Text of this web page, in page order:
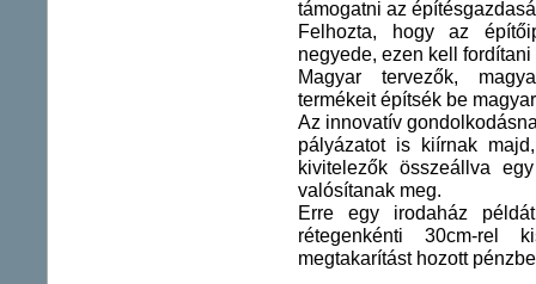
támogatni az
Felhozta, hogy az
negyede, ezen kell
Magyar tervezők,
termékeit építsék be
Az innovatív
pályázatot is kiírnak
kivitelezők összeállva
valósítanak meg.
Erre egy irodaház
rétegenkénti 30cm-rel
megtakarítást hozott